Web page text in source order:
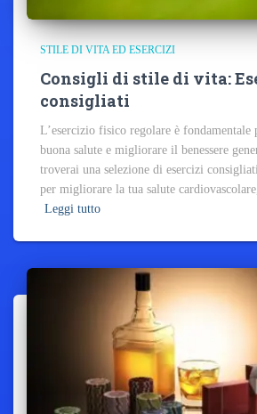
STILE DI VITA ED ESERCIZI
Consigli di stile di vita:
consigliati
L’esercizio fisico regolare è fondamentale
buona salute e migliorare il benessere
troverai una selezione di esercizi
per migliorare la tua salute
Leggi tutto